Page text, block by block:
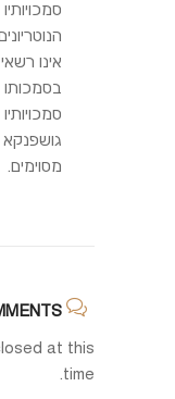
אינו
מסוימים.
at this
time.